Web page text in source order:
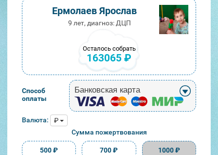
Ермолаев Ярослав
9 лет, диагноз: ДЦП
Осталось собрать
163065 ₽
Способ
оплаты
Банковская карта
Валюта:
₽
Сумма пожертвования
500 ₽ 700 ₽ 1000 ₽